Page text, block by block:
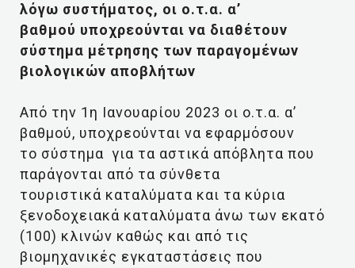
λόγω συστήματος, οι ο.τ.α. α’
βαθμού υποχρεούνται να διαθέτουν
σύστημα μέτρησης των παραγομένων
βιολογικών αποβλήτων
Από την 1η Ιανουαρίου 2023 οι ο.τ.α. α’
βαθμού, υποχρεούνται να εφαρμόσουν
το σύστημα για τα αστικά απόβλητα που
παράγονται από τα σύνθετα
τουριστικά καταλύματα και τα κύρια
ξενοδοχειακά καταλύματα άνω των εκατό
(100) κλινών καθώς και από τις
βιομηχανικές εγκαταστάσεις που